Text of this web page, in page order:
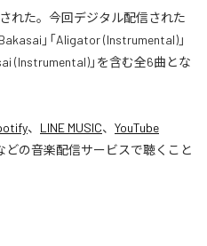
れた。今回デジタル配信された
」「Aligator (Instrumental)」
(Instrumental)」を含む全6曲とな
、 LINE MUSIC、 YouTube
どの音楽配信サービスで聴くこと